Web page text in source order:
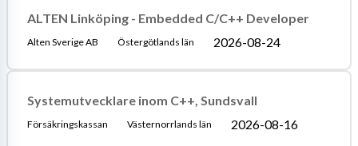
ALTEN Linköping - Embedded C/C++ Developer
Alten Sverige AB Östergötlands län 2026-08-24
Systemutvecklare inom C++, Sundsvall
Försäkringskassan Västernorrlands län 2026-08-16